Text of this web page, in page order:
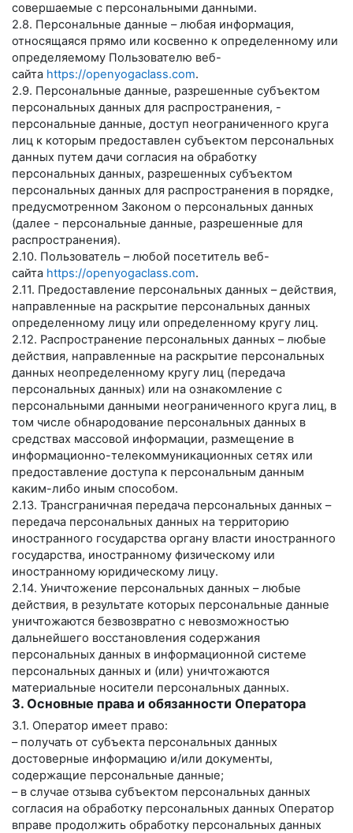
совершаемые с персональными данными.
2.8. Персональные данные – любая информация,
относящаяся прямо или косвенно к определенному или
определяемому Пользователю веб-
сайта https://openyogaclass.com.
2.9. Персональные данные, разрешенные субъектом
персональных данных для распространения, -
персональные данные, доступ неограниченного круга
лиц к которым предоставлен субъектом персональных
данных путем дачи согласия на обработку
персональных данных, разрешенных субъектом
персональных данных для распространения в порядке,
предусмотренном Законом о персональных данных
(далее - персональные данные, разрешенные для
распространения).
2.10. Пользователь – любой посетитель веб-
сайта https://openyogaclass.com.
2.11. Предоставление персональных данных – действия,
направленные на раскрытие персональных данных
определенному лицу или определенному кругу лиц.
2.12. Распространение персональных данных – любые
действия, направленные на раскрытие персональных
данных неопределенному кругу лиц (передача
персональных данных) или на ознакомление с
персональными данными неограниченного круга лиц, в
том числе обнародование персональных данных в
средствах массовой информации, размещение в
информационно-телекоммуникационных сетях или
предоставление доступа к персональным данным
каким-либо иным способом.
2.13. Трансграничная передача персональных данных –
передача персональных данных на территорию
иностранного государства органу власти иностранного
государства, иностранному физическому или
иностранному юридическому лицу.
2.14. Уничтожение персональных данных – любые
действия, в результате которых персональные данные
уничтожаются безвозвратно с невозможностью
дальнейшего восстановления содержания
персональных данных в информационной системе
персональных данных и (или) уничтожаются
материальные носители персональных данных.
3. Основные права и обязанности Оператора
3.1. Оператор имеет право:
– получать от субъекта персональных данных
достоверные информацию и/или документы,
содержащие персональные данные;
– в случае отзыва субъектом персональных данных
согласия на обработку персональных данных Оператор
вправе продолжить обработку персональных данных